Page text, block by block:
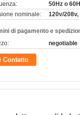
50Hz o
nominale:
120v/208v,
di pagamento e
negotiable
Contatto